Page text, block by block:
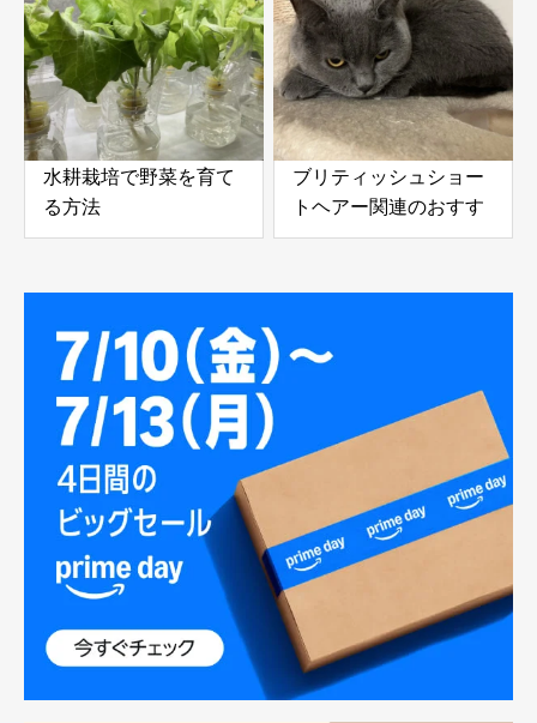
底レビュー
水耕栽培で野菜を育て
る方法
ブリティッシュショー
トヘアー関連のおすす
め商品